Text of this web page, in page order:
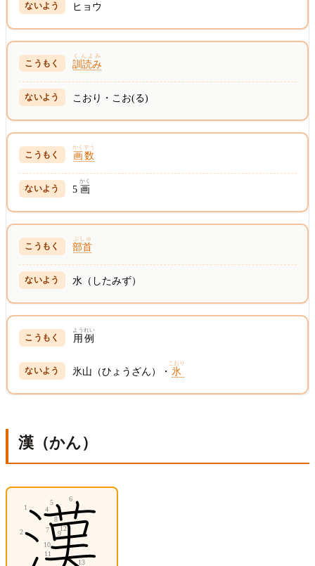
ヒョウ
訓読み
くんよみ
こおり・こお(る)
画数
かくすう
5 画
かく
部首
ぶしゅ
水（したみず）
用例
ようれい
氷山（ひょうざん）・ 氷
こおり
漢（かん）